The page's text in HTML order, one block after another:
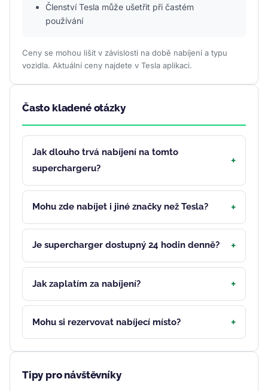
Členství Tesla může ušetřit při častém
používání
Ceny se mohou lišit v závislosti na době nabíjení a typu
vozidla. Aktuální ceny najdete v Tesla aplikaci.
Často kladené otázky
Jak dlouho trvá nabíjení na tomto
superchargeru?
Mohu zde nabíjet i jiné značky než Tesla?
Je supercharger dostupný 24 hodin denně?
Jak zaplatím za nabíjení?
Mohu si rezervovat nabíjecí místo?
Tipy pro návštěvníky